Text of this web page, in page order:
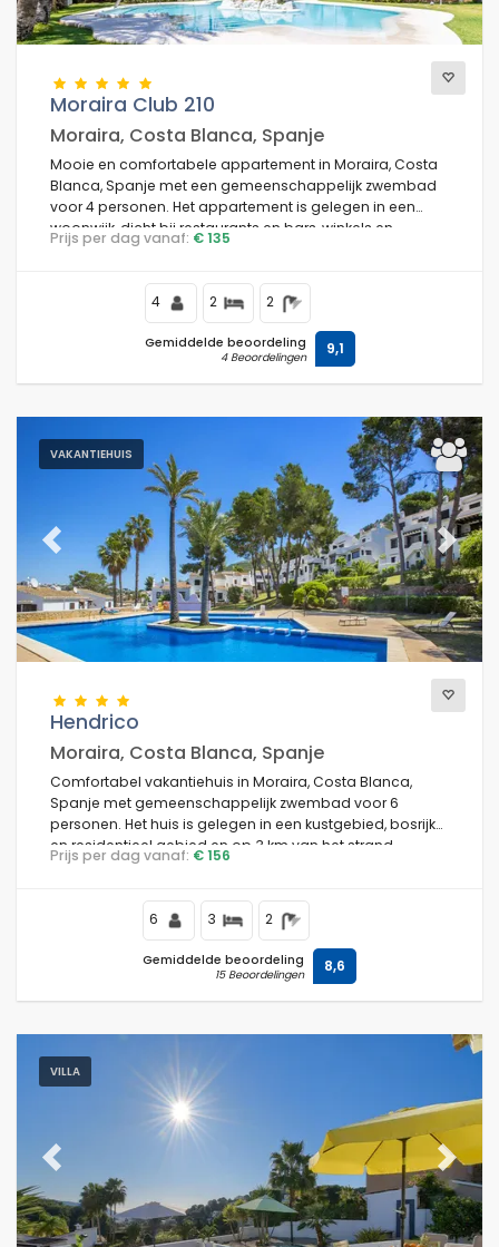
Moraira Club 210
Moraira, Costa Blanca, Spanje
Mooie en comfortabele appartement in Moraira, Costa
Blanca, Spanje met een gemeenschappelijk zwembad
voor 4 personen. Het appartement is gelegen in een
woonwijk, dicht bij restaurants en bars, winkels en
supermarkten, en ligt op 1 km van het strand.
Prijs per dag vanaf: € 135
4 2 2
Gemiddelde beoordeling
4 Beoordelingen 9,1
VAKANTIEHUIS
Previous Next
Hendrico
Moraira, Costa Blanca, Spanje
Comfortabel vakantiehuis in Moraira, Costa Blanca,
Spanje met gemeenschappelijk zwembad voor 6
personen. Het huis is gelegen in een kustgebied, bosrijk
en residentieel gebied en op 3 km van het strand.
Prijs per dag vanaf: € 156
6 3 2
Gemiddelde beoordeling
15 Beoordelingen 8,6
VILLA
Previous Next